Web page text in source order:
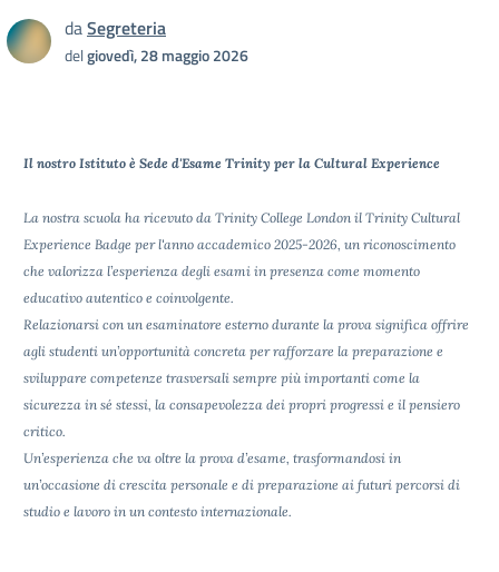
daSegreteria
delgiovedì, 28 maggio 2026
Il nostro Istituto è Sede d'Esame Trinity per la Cultural Experience
La nostra scuola ha ricevuto da Trinity College London il Trinity Cultural
Experience Badge per l'anno accademico 2025-2026, un riconoscimento
che valorizza l’esperienza degli esami in presenza come momento
educativo autentico e coinvolgente.
Relazionarsi con un esaminatore esterno durante la prova significa offrire
agli studenti un’opportunità concreta per rafforzare la preparazione e
sviluppare competenze trasversali sempre più importanti come la
sicurezza in sé stessi, la consapevolezza dei propri progressi e il pensiero
critico.
Un’esperienza che va oltre la prova d’esame, trasformandosi in
un’occasione di crescita personale e di preparazione ai futuri percorsi di
studio e lavoro in un contesto internazionale.